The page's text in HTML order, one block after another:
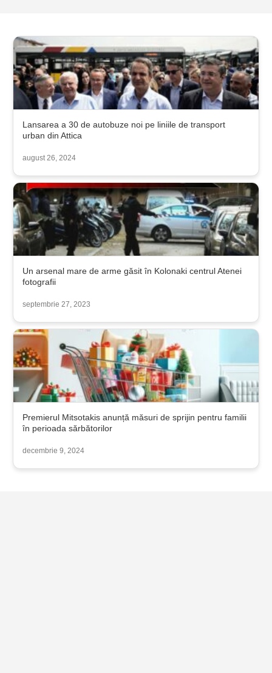
Lansarea a 30 de autobuze noi pe liniile de transport
urban din Attica
august 26, 2024
Un arsenal mare de arme găsit în Kolonaki centrul Atenei
fotografii
septembrie 27, 2023
Premierul Mitsotakis anunță măsuri de sprijin pentru familii
în perioada sărbătorilor
decembrie 9, 2024